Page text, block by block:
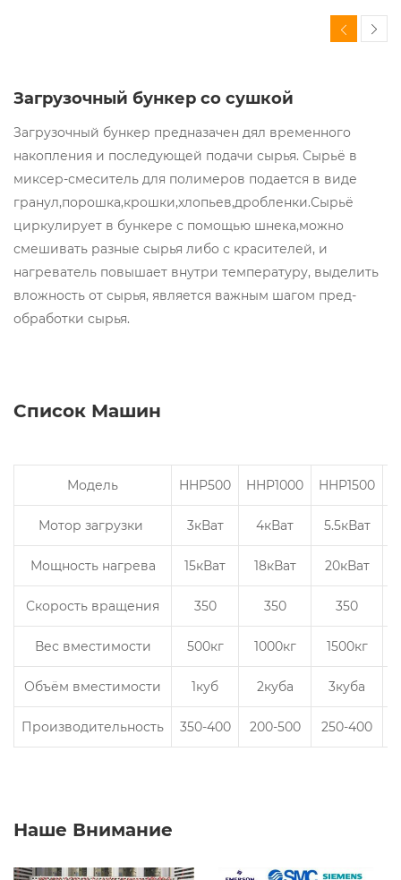
Загрузочный бункер со сушкой
Загрузочный бункер предназачен дял временного
накопления и последующей подачи сырья. Сырьё в
миксер-смеситель для полимеров подается в виде
гранул,порошка,крошки,хлопьев,дробленки.Сырьё
циркулирует в бункере с помощью шнека,можно
смешивать разные сырья либо с красителей, и
нагреватель повышает внутри температуру, выделить
вложность от сырья, является важным шагом пред-
обработки сырья.
Список Машин
Модель HHP500 HHP1000 HHP1500
Мотор загрузки 3кВат 4кВат 5.5кВат
Мощность нагрева 15кВат 18кВат 20кВат
Скорость вращения 350 350 350
Вес вместимости 500кг 1000кг 1500кг
Объём вместимости 1куб 2куба 3куба
Производительность 350-400 200-500 250-400
Наше Внимание